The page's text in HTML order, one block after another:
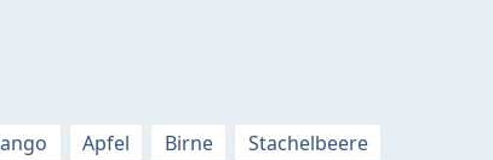
Apfel Birne Stachelbeere